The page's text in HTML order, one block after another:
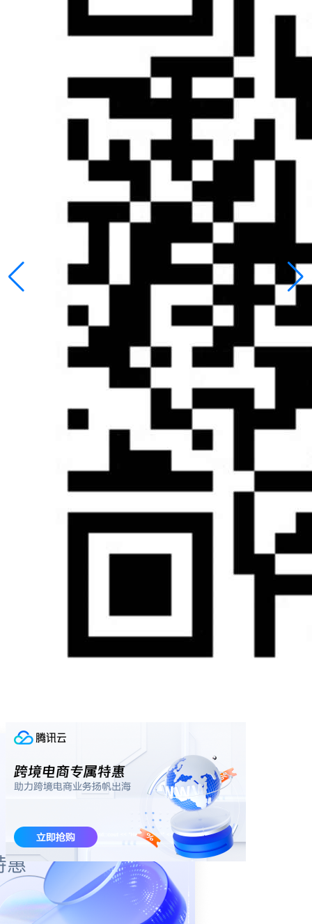
了。实际上，我们还不知道这是否成立，这可能取决于对推理
为什么中间 token 在推理中至关重要？
Denny 认为，在推理中 中间 token 的作用至关重要。他与斯坦
福大学的 Tayma 教授及其学生合作，提出了一个理论：任何
可以通过布尔电路解决的问题，都可以通过生成中间 token 来
用恒定大小的 transformer 模型解决。
这个理论表明，逻辑电路的大小（即电路中逻辑门的数量）决
定了解决问题的能力。比如，使用 GPU 集群时，逻辑门的数
量可能达到数千万、数十亿甚至数万亿。如果直接生成最终答
案，可能需要极深的模型结构，甚至无法解决问题。而通过生
成中间 token，模型就能以恒定大小的 transformer 架构有效地
解决问题。这种思路提供了一种从理论角度理解推理的方式。